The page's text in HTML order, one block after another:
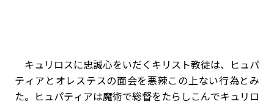
キュリロスに忠誠心をいだくキリスト教徒は、ヒュパ
ティアとオレステスの面会を悪辣この上ない行為とみ
た。ヒュパティアは魔術で総督をたらしこんでキュリロ